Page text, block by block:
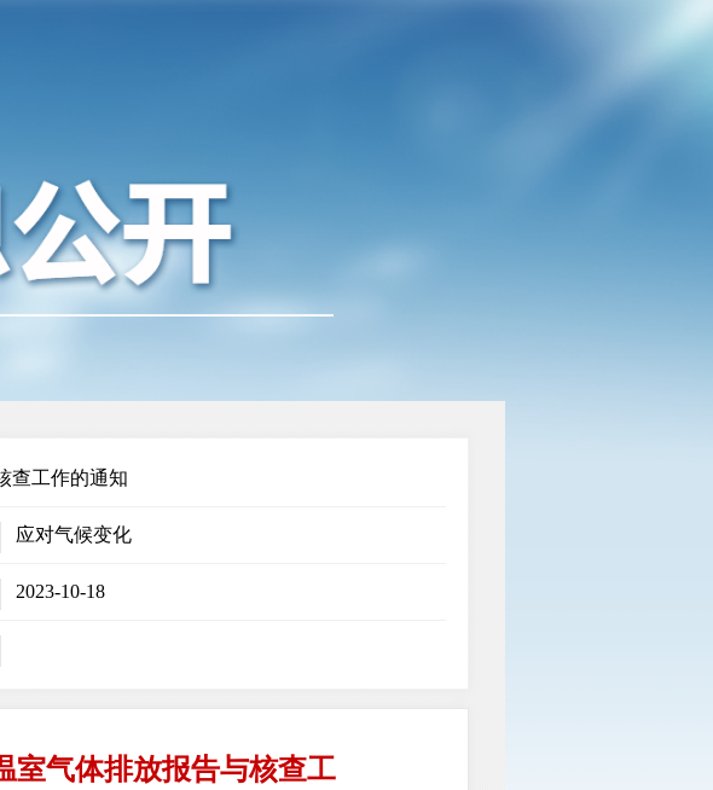
查工作的通知
应对气候变化
2023-10-18
室气体排放报告与核查工